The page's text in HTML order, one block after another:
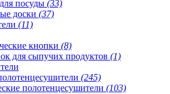
посуды (33)
доски (37)
(11)
кнопки (8)
для сыпучих продуктов (1)
(245)
полотенцесушители (103)